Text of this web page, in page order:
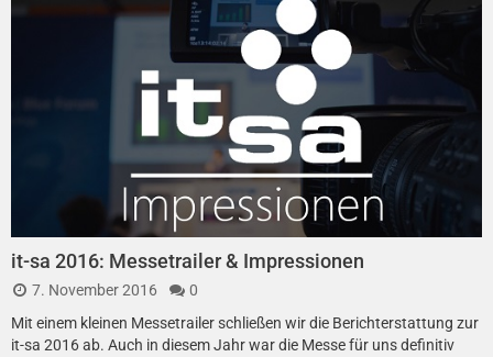
it-sa 2016: Messetrailer & Impressionen
7. November 2016
0
Mit einem kleinen Messetrailer schließen wir die Berichterstattung zur
it-sa 2016 ab. Auch in diesem Jahr war die Messe für uns definitiv